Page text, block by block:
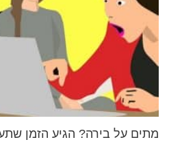
מתים על בירה? הגיע הזמן